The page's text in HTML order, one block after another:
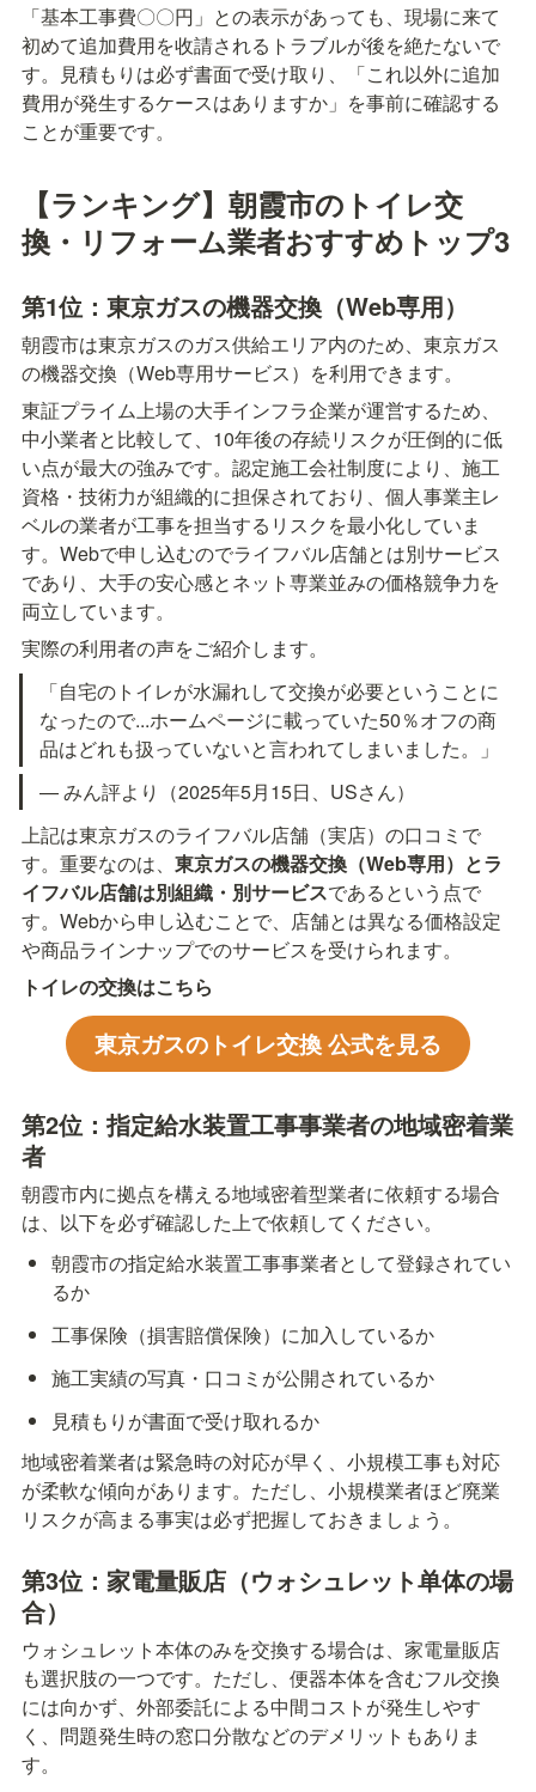
「基本工事費〇〇円」との表示があっても、現場に来て
初めて追加費用を收請されるトラブルが後を絶たないで
す。見積もりは必ず書面で受け取り、「これ以外に追加
費用が発生するケースはありますか」を事前に確認する
ことが重要です。
【ランキング】朝霞市のトイレ交
換・リフォーム業者おすすめトップ3
第1位：東京ガスの機器交換（Web専用）
朝霞市は東京ガスのガス供給エリア内のため、東京ガス
の機器交換（Web専用サービス）を利用できます。
東証プライム上場の大手インフラ企業が運営するため、
中小業者と比較して、10年後の存続リスクが圧倒的に低
い点が最大の強みです。認定施工会社制度により、施工
資格・技術力が組織的に担保されており、個人事業主レ
ベルの業者が工事を担当するリスクを最小化していま
す。Webで申し込むのでライフバル店舗とは別サービス
であり、大手の安心感とネット専業並みの価格競争力を
両立しています。
実際の利用者の声をご紹介します。
「自宅のトイレが水漏れして交換が必要ということに
なったので...ホームページに載っていた50％オフの商
品はどれも扱っていないと言われてしまいました。」
— みん評より（2025年5月15日、USさん）
上記は東京ガスのライフバル店舗（実店）の口コミで
す。重要なのは、 東京ガスの機器交換（Web専用）とラ
イフバル店舗は別組織・別サービスであるという点で
す。Webから申し込むことで、店舗とは異なる価格設定
や商品ラインナップでのサービスを受けられます。
トイレの交換はこちら
東京ガスのトイレ交換 公式を見る
第2位：指定給水装置工事事業者の地域密着業
者
朝霞市内に拠点を構える地域密着型業者に依頼する場合
は、以下を必ず確認した上で依頼してください。
朝霞市の指定給水装置工事事業者として登録されてい
るか
工事保険（損害賠償保険）に加入しているか
施工実績の写真・口コミが公開されているか
見積もりが書面で受け取れるか
地域密着業者は緊急時の対応が早く、小規模工事も対応
が柔軟な傾向があります。ただし、小規模業者ほど廃業
リスクが高まる事実は必ず把握しておきましょう。
第3位：家電量販店（ウォシュレット单体の場
合）
ウォシュレット本体のみを交換する場合は、家電量販店
も選択肢の一つです。ただし、便器本体を含むフル交換
には向かず、外部委託による中間コストが発生しやす
く、問題発生時の窓口分散などのデメリットもありま
す。